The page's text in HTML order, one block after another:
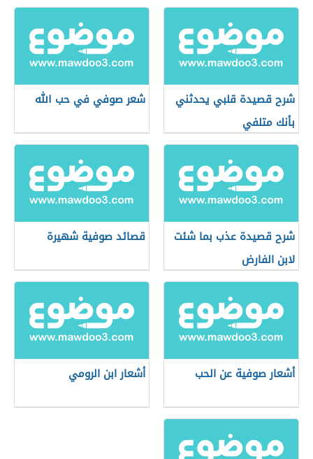
شرح قصيدة قلبي يحدثني
بأنك متلفي
شعر صوفي في حب الله
شرح قصيدة عذب بما شئت
لابن الفارض
قصائد صوفية شهيرة
أشعار صوفية عن الحب أشعار ابن الرومي